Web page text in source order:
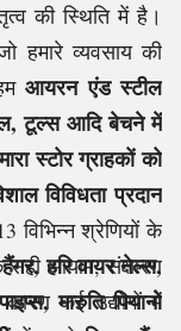
की स्थिति में है।
हमारे व्यवसाय की
आयरन एंड स्टील
टूल्स आदि बेचने में
स्टोर ग्राहकों को
विविधता प्रदान
विभिन्न श्रेणियों के
हैंगर, हरि वायर नेल्स,
मारुति पियानो
आयाम, संक्षारण
कई उद्योगों में